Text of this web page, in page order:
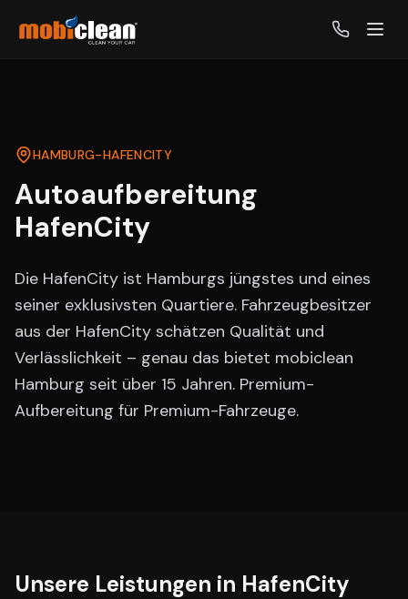
HAMBURG-HAFENCITY
Autoaufbereitung
HafenCity
Die HafenCity ist Hamburgs jüngstes und eines
seiner exklusivsten Quartiere. Fahrzeugbesitzer
aus der HafenCity schätzen Qualität und
Verlässlichkeit – genau das bietet mobiclean
Hamburg seit über 15 Jahren. Premium-
Aufbereitung für Premium-Fahrzeuge.
Unsere Leistungen in HafenCity